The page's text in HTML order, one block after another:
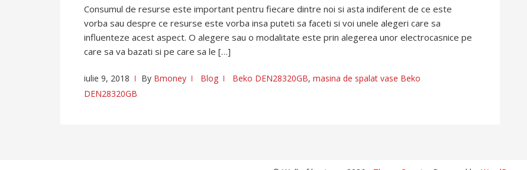
Consumul de resurse este important pentru fiecare dintre noi si asta indiferent de ce este
vorba sau despre ce resurse este vorba insa puteti sa faceti si voi unele alegeri care sa
influenteze acest aspect. O alegere sau o modalitate este prin alegerea unor electrocasnice pe
care sa va bazati si pe care sa le […]
iulie 9, 2018 By Bmoney Blog Beko DEN28320GB, masina de spalat vase Beko
DEN28320GB